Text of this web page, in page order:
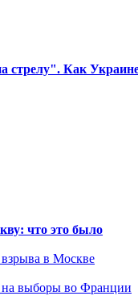
стрелу". Как
что это было
взрыва в Москве
на выборы во Франции